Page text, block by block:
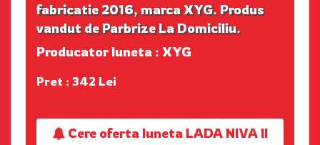
fabricatie 2016, marca XYG. Produs
vandut de Parbrize La Domiciliu.
Producator luneta : XYG
Pret : 342 Lei
Cere oferta luneta LADA NIVA II